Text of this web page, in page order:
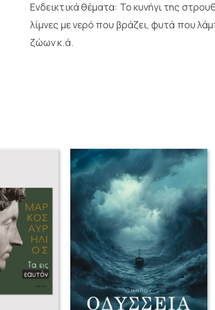
Ενδεικτικά θέματα: Το κυνήγι της
λίμνες με νερό που βράζει, φυτά που
ζώων κ.ά.